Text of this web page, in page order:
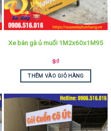
Xe bán gà ủ muối 1M2x60x1M95
9₫
THÊM VÀO GIỎ HÀNG